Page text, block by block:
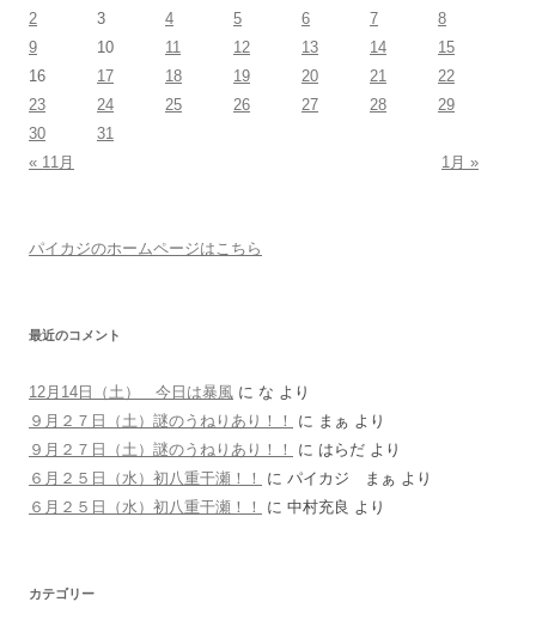
2
3 4 5 6 7
8
9
10 11 12 13 14
15
16
17 18 19 20 21
22
23
24 25 26 27 28
29
30
31
« 11月
1月 »
パイカジのホームページはこちら
最近のコメント
12月14日（土） 今日は暴風 に な より
９月２７日（土）謎のうねりあり！！
に まぁ より
９月２７日（土）謎のうねりあり！！
に はらだ より
６月２５日（水）初八重干瀬！！
に パイカジ まぁ より
６月２５日（水）初八重干瀬！！
に 中村充良 より
カテゴリー